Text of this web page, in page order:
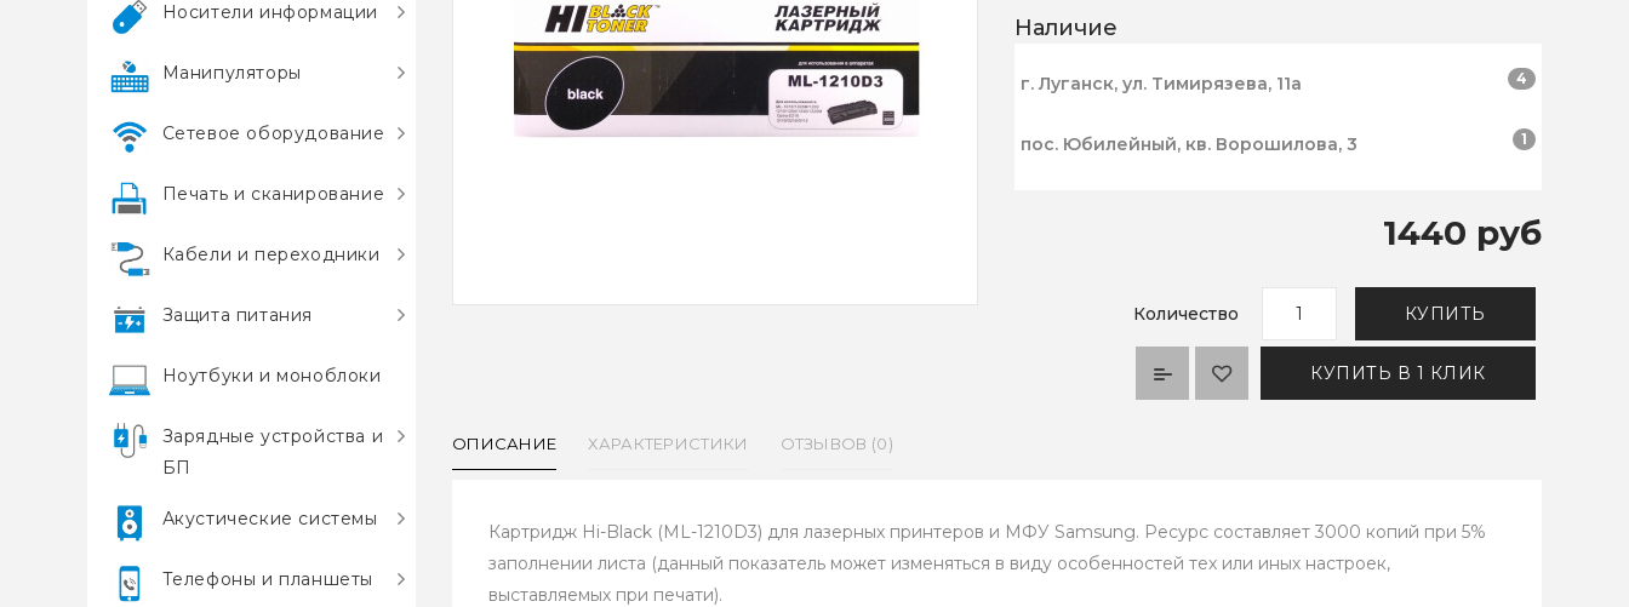
Носители информации
Манипуляторы
Сетевое оборудование
Печать и сканирование
Кабели и переходники
Защита питания
Ноутбуки и моноблоки
Зарядные устройства и
БП
Акустические системы
Телефоны и планшеты
Наличие
г. Луганск, ул. Тимирязева, 11а 4
пос. Юбилейный, кв. Ворошилова, 3 1
1440 руб
Количество КУПИТЬ
КУПИТЬ В 1 КЛИК
ОПИСАНИЕ ХАРАКТЕРИСТИКИ ОТЗЫВОВ (0)
Картридж Hi-Black (ML-1210D3) для лазерных принтеров и МФУ Samsung. Ресурс составляет 3000 копий при 5%
заполнении листа (данный показатель может изменяться в виду особенностей тех или иных настроек,
выставляемых при печати).